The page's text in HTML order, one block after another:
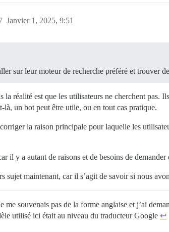
Janvier 1, 2025, 9:51
sur leur moteur de recherche préféré et trouver
la réalité est que les utilisateurs ne cherchent pas.
là, un bot peut être utile, ou en tout cas pratique.
la raison principale pour laquelle les
il y a autant de raisons et de besoins de demander
sujet maintenant, car il s’agit de savoir si nous
me souvenais pas de la forme anglaise et j’ai
utilisé ici était au niveau du traducteur Google ↩︎